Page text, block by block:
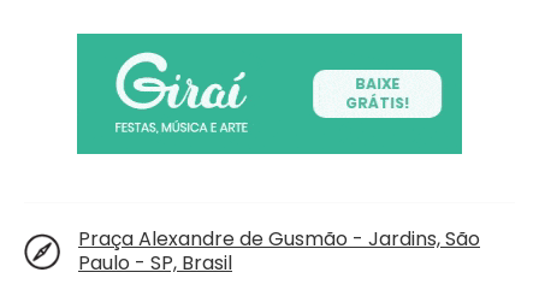
Praça Alexandre de Gusmão - Jardins, São
Paulo - SP, Brasil